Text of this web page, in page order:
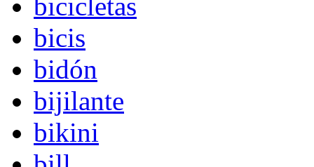
bicicletas
bicis
bidón
bijilante
bikini